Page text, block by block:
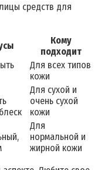
средств для
Кому
подходит
Для всех типов
кожи
Для сухой и
очень сухой
кожи
Для
нормальной и
жирной кожи